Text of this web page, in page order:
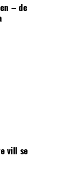
– de
vill se